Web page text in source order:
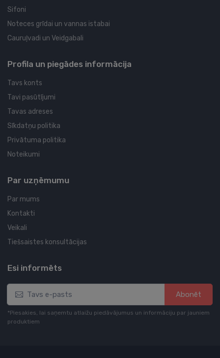
Sifoni
Noteces grīdai un vannas istabai
Cauruļvadi un Veidgabali
Profila un piegādes informācija
Tavs konts
Tavi pasūtījumi
Tavas adreses
Sīkdatņu politika
Privātuma politika
Noteikumi
Par uzņēmumu
Par mums
Kontakti
Veikali
Tiešsaistes konsultācijas
Esi informēts
Abonēt
*Piesakies, lai saņemtu atlaižu piedāvājumus un informāciju par jauniem
produktiem